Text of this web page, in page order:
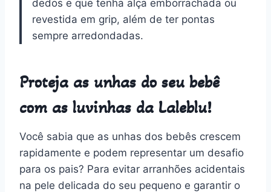
dedos e que tenha alça emborrachada ou
revestida em grip, além de ter pontas
sempre arredondadas.
Proteja as unhas do seu bebê
com as luvinhas da Laleblu!
Você sabia que as unhas dos bebês crescem
rapidamente e podem representar um desafio
para os pais? Para evitar arranhões acidentais
na pele delicada do seu pequeno e garantir o